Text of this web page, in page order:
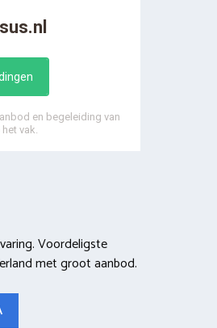
en begeleiding van
vak.
Voordeligste
met groot aanbod.